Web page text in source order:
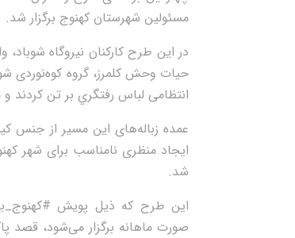
مسئولين شهرستان کهنوج برگزار شد.
در اين طرح کارکنان نيروگاه
حيات وحش کلمرز، گروه کوه‌نوردی
انتظامی لباس رفتگري بر تن کردند
عمده زباله‌های اين مسير از جنس
ايجاد منظری نامناسب برای شهر
شد.
اين طرح که ذيل پويش
صورت ماهانه برگزار می‌شود، قصد